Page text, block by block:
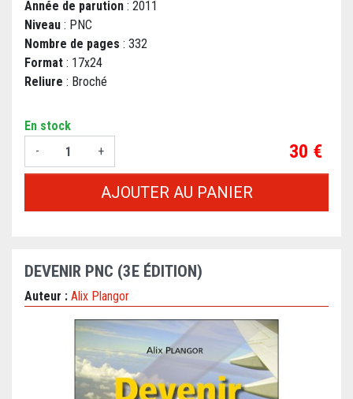
Année de parution : 2011
Niveau : PNC
Nombre de pages : 332
Format : 17x24
Reliure : Broché
En stock
-
+ Prix
30 €
AJOUTER AU PANIER
DEVENIR PNC (3E ÉDITION)
Auteur : Alix Plangor